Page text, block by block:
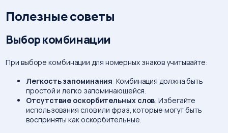
Полезные советы
Выбор комбинации
При выборе комбинации для номерных знаков учитывайте:
Легкость запоминания: Комбинация должна быть
простой и легко запоминающейся.
Отсутствие оскорбительных слов: Избегайте
использования слов или фраз, которые могут быть
восприняты как оскорбительные.